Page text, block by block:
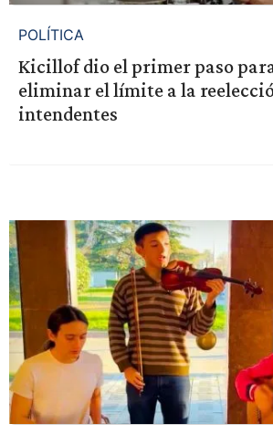
POLÍTICA
Kicillof dio el primer paso
eliminar el límite a la
intendentes